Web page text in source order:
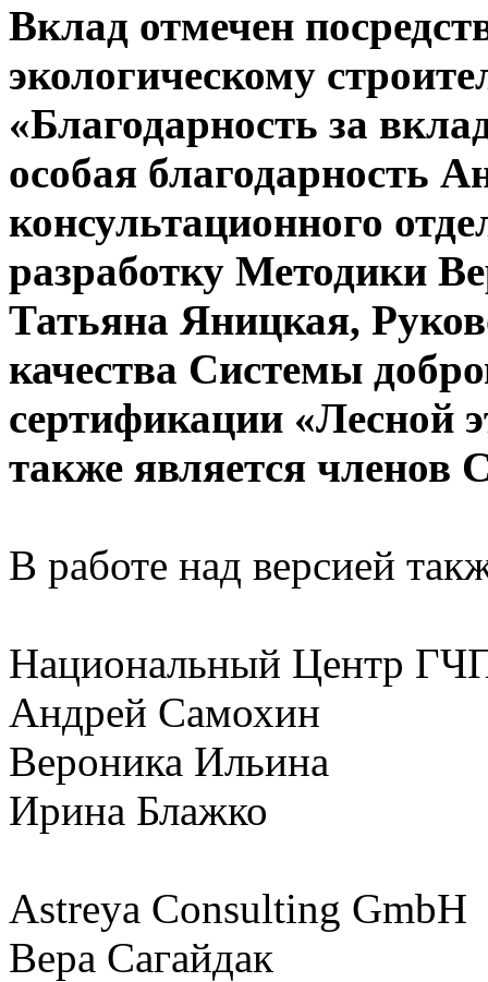
Вклад отмечен
экологическому
«Благодарность за
особая благодарность
консультационного
разработку Методики
Татьяна Яницкая,
качества Системы
сертификации «Лесной
также является членов
В работе над версией
Национальный Центр
Андрей Самохин
Вероника Ильина
Ирина Блажко
Astreya Consulting GmbH
Вера Сагайдак